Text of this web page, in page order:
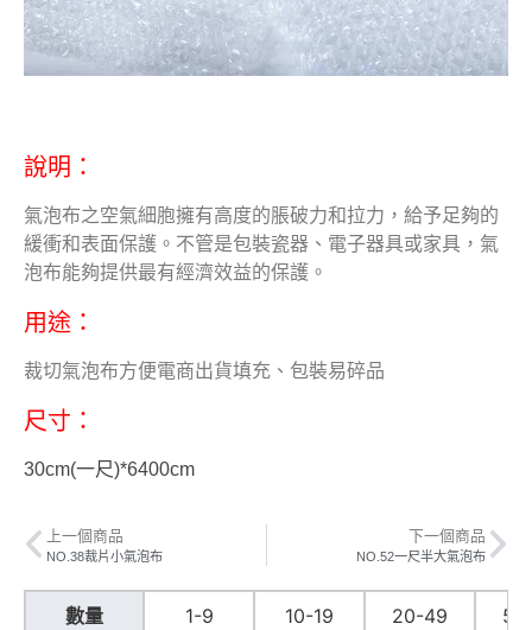
說明：
氣泡布之空氣細胞擁有高度的脹破力和拉力，給予足夠的
緩衝和表面保護。不管是包裝瓷器、電子器具或家具，氣
泡布能夠提供最有經濟效益的保護。
用途：
裁切氣泡布方便電商出貨填充、包裝易碎品
尺寸：
30cm(一尺)*6400cm
上一個商品
NO.38裁片小氣泡布
下一個商品
NO.52一尺半大氣泡布
數量 1-9 10-19 20-49